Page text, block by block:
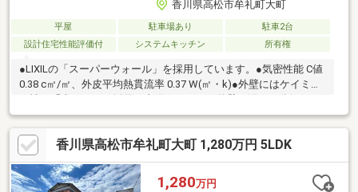
香川県高松市牟礼町大町
平屋 駐車場あり
駐車2台
設計住宅性能評価付
システムキッチン 所有権
●LIXILの「スーパーウォール」を採用しています。●気密性能 C値
0.38 c㎡/㎡、外皮平均熱貫流率 0.37 W(㎡・k)●外壁にはケイミュ
す。●ことでん志度線「八栗新道」駅まで徒歩約5分、JR高徳線
「讃岐牟礼」駅まで徒歩約5分で2沿線利用可能です。●現在売主
居住中ですが、内覧可能です。
香川県高松市牟礼町大町 1,280万円 5LDK
1,280万円